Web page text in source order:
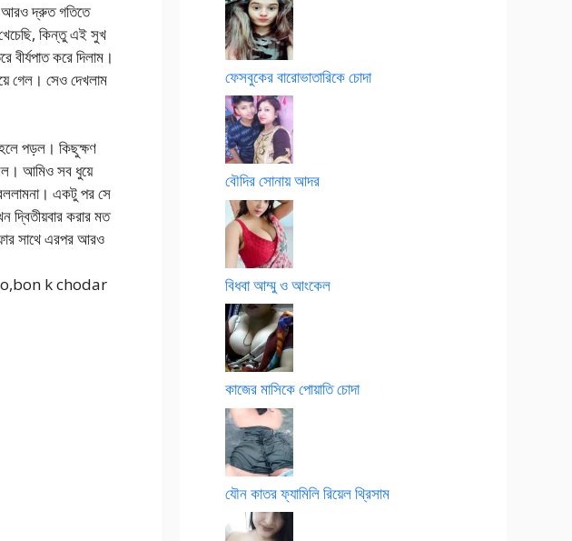
আরও দ্রুত গতিতে
কিন্তু এই সুখ
করে দিলাম।
গেল। সেও দেখলাম
পড়ল। কিছুক্ষণ
আমিও সব ধুয়ে
একটু পর সে
করার মত
সাথে এরপর আরও
k chodar
ফেসবুকের বারোভাতারিকে চোদা
বৌদির সোনায় আদর
বিধবা আম্মু ও আংকেল
কাজের মাসিকে পোয়াতি চোদা
যৌন কাতর ফ্যামিলি রিয়েল থ্রিসাম